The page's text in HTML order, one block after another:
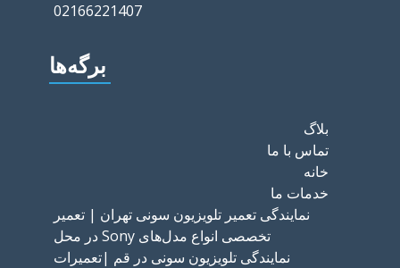
02166221407
برگه‌ها
بلاگ
تماس با ما
خانه
خدمات ما
نمایندگی تعمیر تلویزیون سونی تهران | تعمیر
تخصصی انواع مدل‌های Sony در محل
نمایندگی تلویزیون سونی در قم |تعمیرات